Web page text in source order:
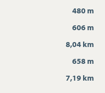
480 m
606 m
8,04 km
658 m
7,19 km